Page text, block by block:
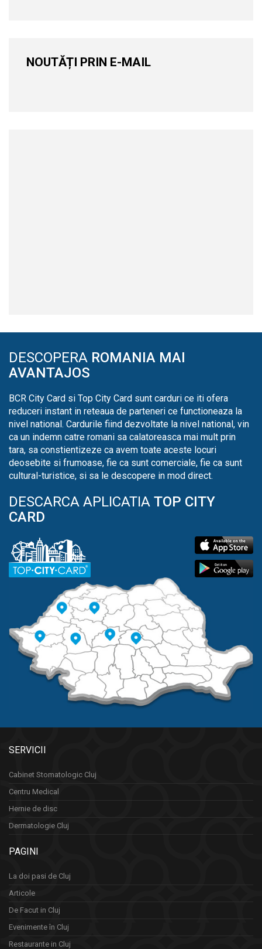
NOUTĂȚI PRIN E-MAIL
DESCOPERA ROMANIA MAI
AVANTAJOS
BCR City Card si Top City Card sunt carduri ce iti ofera
reduceri instant in reteaua de parteneri ce functioneaza la
nivel national. Cardurile fiind dezvoltate la nivel national, vin
ca un indemn catre romani sa calatoreasca mai mult prin
tara, sa constientizeze ca avem toate aceste locuri
deosebite si frumoase, fie ca sunt comerciale, fie ca sunt
cultural-turistice, si sa le descopere in mod direct.
DESCARCA APLICATIA TOP CITY
CARD
SERVICII
Cabinet Stomatologic Cluj
Centru Medical
Hernie de disc
Dermatologie Cluj
PAGINI
La doi pasi de Cluj
Articole
De Facut in Cluj
Evenimente în Cluj
Restaurante in Cluj